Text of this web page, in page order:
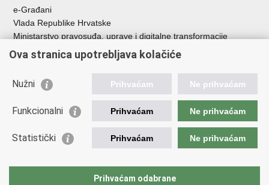
e-Građani
Vlada Republike Hrvatske
Ministarstvo pravosuđa, uprave i digitalne transformacije
Središnji nacionalni portal interoperabilnosti
Nadležnost
kontaktne točke za interoperabilnost javne uprave
oots.helpdesk@sdg.gov.hr
Ova stranica upotrebljava kolačiće
Nužni Prihvaćam Ne prihvaćam
Funkcionalni Prihvaćam Ne prihvaćam
Statistički Prihvaćam Ne prihvaćam
Prihvaćam odabrane